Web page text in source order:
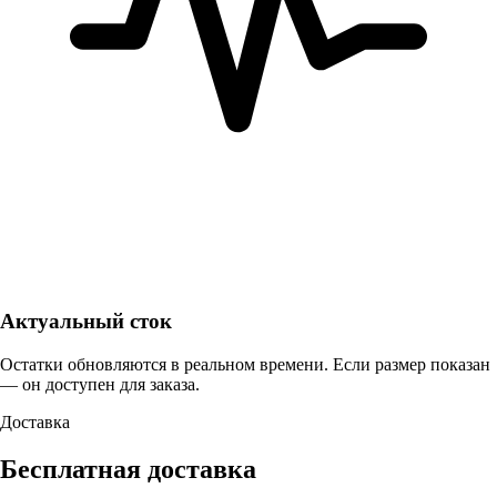
Актуальный сток
Остатки обновляются в реальном времени. Если размер показан
— он доступен для заказа.
Доставка
Бесплатная доставка